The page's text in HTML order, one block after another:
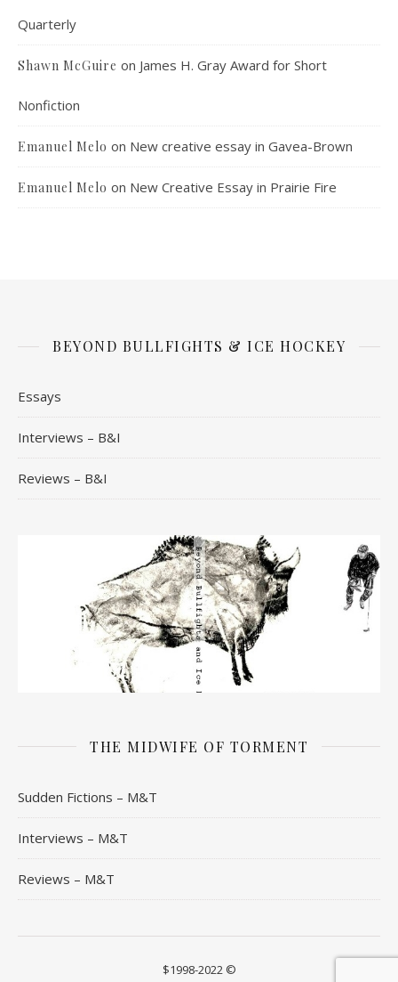
Quarterly
Shawn McGuire on James H. Gray Award for Short
Nonfiction
Emanuel Melo on New creative essay in Gavea-Brown
Emanuel Melo on New Creative Essay in Prairie Fire
BEYOND BULLFIGHTS & ICE HOCKEY
Essays
Interviews – B&I
Reviews – B&I
THE MIDWIFE OF TORMENT
Sudden Fictions – M&T
Interviews – M&T
Reviews – M&T
$1998-2022 ©